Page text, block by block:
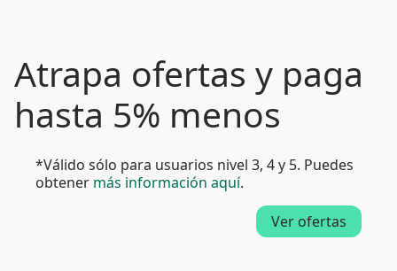
Atrapa ofertas y paga
hasta 5% menos
*Válido sólo para usuarios nivel 3, 4 y 5. Puedes
obtener más información aquí.
Ver ofertas